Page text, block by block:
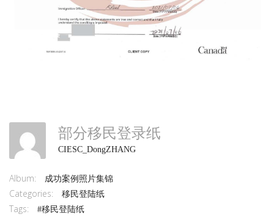
部分移民登录纸
CIESC_DongZHANG
Album: 成功案例照片集锦
Categories: 移民登陆纸
Tags: #移民登陆纸